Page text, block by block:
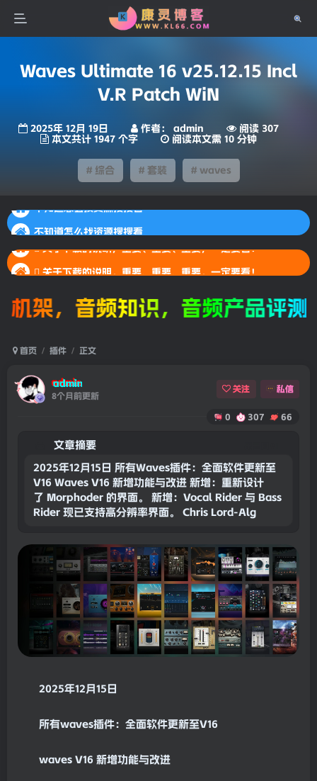
Waves Ultimate 16 v25.12.15 Incl
V.R Patch WiN
2025年 12月 19日 作者： admin
阅读 307
本文共计 1947 个字
阅读本文需 10 分钟
# 综合 # 套装 # waves
不知道怎么找资源搜搜看
 关于下载的说明，重要、重要、重要，一定要看！
 关于下载的说明，重要、重要、重要，一定要看！
音频知识，音频产品评测。
首页 插件 正文
admin
8个月前更新
关注 私信
0 307 66
文章摘要
2025年12月15日 所有Waves插件：全面软件更新至
V16 Waves V16 新增功能与改进 新增：重新设计
了 Morphoder 的界面。 新增：Vocal Rider 与 Bass
Rider 现已支持高分辨率界面。 Chris Lord-Alg
2025年12月15日
所有waves插件：全面软件更新至V16
waves V16 新增功能与改进